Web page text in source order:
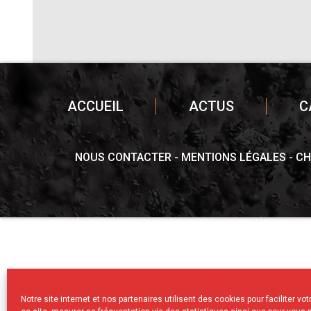
Notre site internet et nos partenaires utilisent des cookies pour faciliter
ACCUEIL ACTUS
NOUS CONTACTER MENTIONS LÉGALES